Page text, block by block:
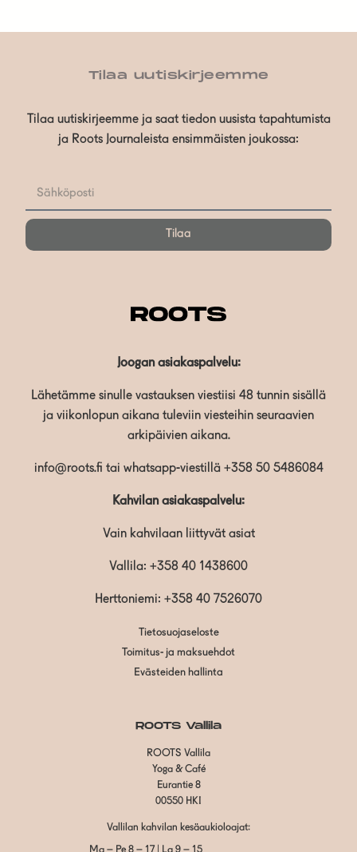
Tilaa uutiskirjeemme
Tilaa uutiskirjeemme ja saat tiedon uusista tapahtumista
ja Roots Journaleista ensimmäisten joukossa:
Tilaa
Joogan asiakaspalvelu:
Lähetämme sinulle vastauksen viestiisi 48 tunnin sisällä
ja viikonlopun aikana tuleviin viesteihin seuraavien
arkipäivien aikana.
info@roots.fi tai whatsapp-viestillä +358 50 5486084
Kahvilan asiakaspalvelu:
Vain kahvilaan liittyvät asiat
Vallila: +358 40 1438600
Herttoniemi: +358 40 7526070
Tietosuojaseloste
Toimitus- ja maksuehdot
Evästeiden hallinta
ROOTS Vallila
ROOTS Vallila
Yoga & Café
Eurantie 8
00550 HKI
Vallilan kahvilan kesäaukioloajat: